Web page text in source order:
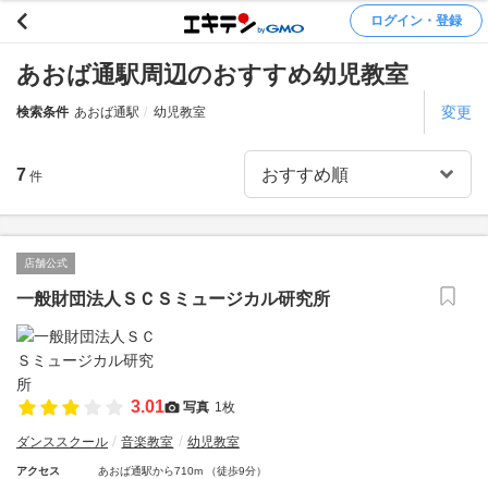
ログイン・登録
あおば通駅周辺のおすすめ幼児教室
検索条件 あおば通駅 幼児教室 変更
7 件
店舗公式
一般財団法人ＳＣＳミュージカル研究所
3.01 写真 1枚
ダンススクール 音楽教室 幼児教室
アクセス
あおば通駅から710m （徒歩9分）